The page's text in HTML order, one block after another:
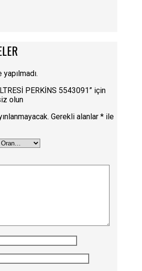
PERKİNS 5543091” için
olun
Gerekli alanlar * ile